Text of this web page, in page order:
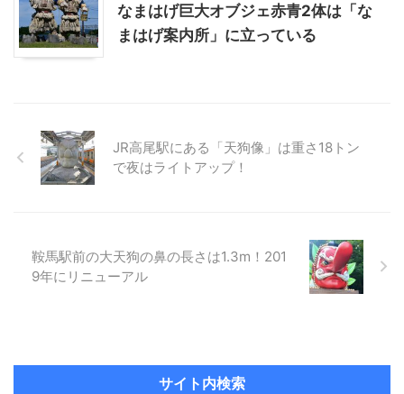
なまはげ巨大オブジェ赤青2体は「な
まはげ案内所」に立っている
JR高尾駅にある「天狗像」は重さ18トン
で夜はライトアップ！
鞍馬駅前の大天狗の鼻の長さは1.3m！201
9年にリニューアル
サイト内検索